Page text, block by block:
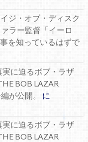
ジ・オブ・ディスク
ラー監督「イーロ
を知っているはずで
に迫るボブ・ラザ
BOB LAZAR
が公開。
に
に迫るボブ・ラザ
BOB LAZAR